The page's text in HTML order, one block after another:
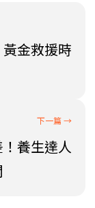
金救援時
養生達人